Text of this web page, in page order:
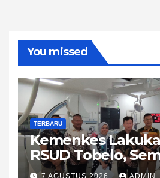
You missed
TERBARU
Kemenkes
RSUD Tobelo,
Layanan
7 AGUSTUS 2026 ADMIN